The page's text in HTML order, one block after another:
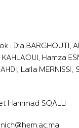
Dia BARGHOUTI,
Hamza
Laïla MERNISSI,
Hammad SQALLI